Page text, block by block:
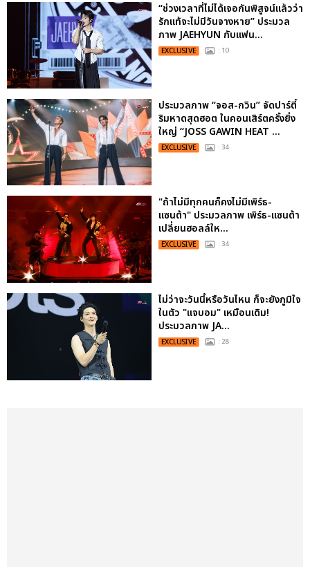
“ช่วงเวลาที่ไม่ได้เจอกันพิสูจน์แล้วว่า
รักแท้จะไม่มีวันจางหาย” ประมวล
ภาพ JAEHYUN กับแฟน...
EXCLUSIVE : 10
ประมวลภาพ “จอส-กวิน” จัดปาร์ตี้
ริมหาดสุดฮอต ในคอนเสิร์ตครั้งยิ่ง
ใหญ่ “JOSS GAWIN HEAT ...
EXCLUSIVE : 34
"ถ้าไม่มีทุกคนก็คงไม่มีเพิร์ธ-
แซนต้า" ประมวลภาพ เพิร์ธ-แซนต้า
เปลี่ยนฮอลล์ให...
EXCLUSIVE : 34
ไม่ว่าจะวันนี้หรือวันไหน ก็จะยังภูมิใจ
ในตัว "แจบอม" เหมือนเดิม!
ประมวลภาพ JA...
EXCLUSIVE : 28